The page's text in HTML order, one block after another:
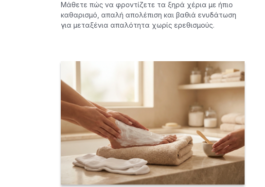
Μάθετε πώς να φροντίζετε τα ξηρά χέρια με ήπιο
καθαρισμό, απαλή απολέπιση και βαθιά ενυδάτωση
για μεταξένια απαλότητα χωρίς ερεθισμούς.